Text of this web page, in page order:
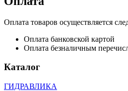
Оплата товаров осуществляется
Оплата банковской картой
Оплата безналичным
Каталог
ГИДРАВЛИКА